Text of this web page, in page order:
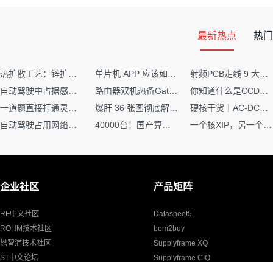
最新热点 热
企业社区
RF中文社区
ROHM技术社区
恩智浦技术社区
ST中文论坛
产品矩阵
Datasheet5
bom2buy
Supplyframe XQ
Supplyframe CIQ